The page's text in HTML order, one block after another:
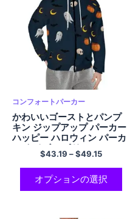
コンフォートパーカー
かわいいゴーストとパンプ
キン ジップアップ パーカー
ハッピー ハロウィン パーカ
ー ネイビー ポリエステル フ
ード付き スウェットシャツ
ポケット付き
$43.19 –$49.15
オプションの選択